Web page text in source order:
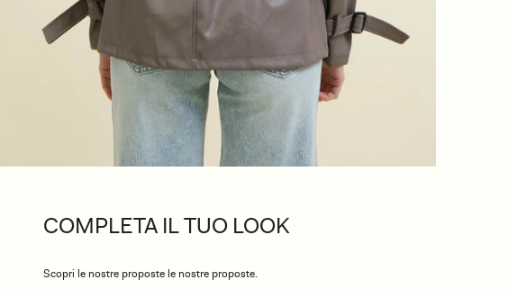
COMPLETA IL TUO LOOK
Scopri le nostre proposte le nostre proposte.